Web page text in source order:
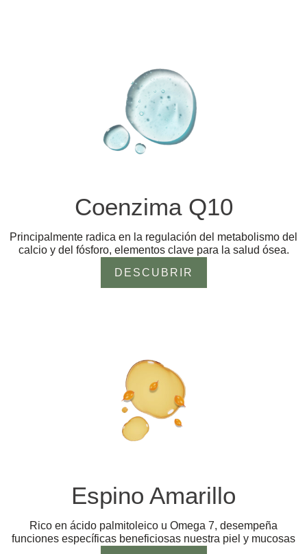
Coenzima Q10
Principalmente radica en la regulación del metabolismo del
calcio y del fósforo, elementos clave para la salud ósea.
DESCUBRIR
Espino Amarillo
Rico en ácido palmitoleico u Omega 7, desempeña
funciones específicas beneficiosas nuestra piel y mucosas